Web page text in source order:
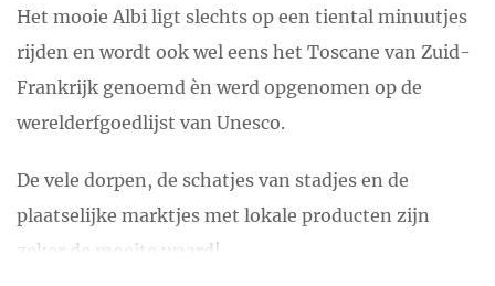
Het mooie Albi ligt slechts op een tiental minuutjes
rijden en wordt ook wel eens het Toscane van Zuid-
Frankrijk genoemd èn werd opgenomen op de
werelderfgoedlijst van Unesco.
De vele dorpen, de schatjes van stadjes en de
plaatselijke marktjes met lokale producten zijn
zeker de moeite waard!